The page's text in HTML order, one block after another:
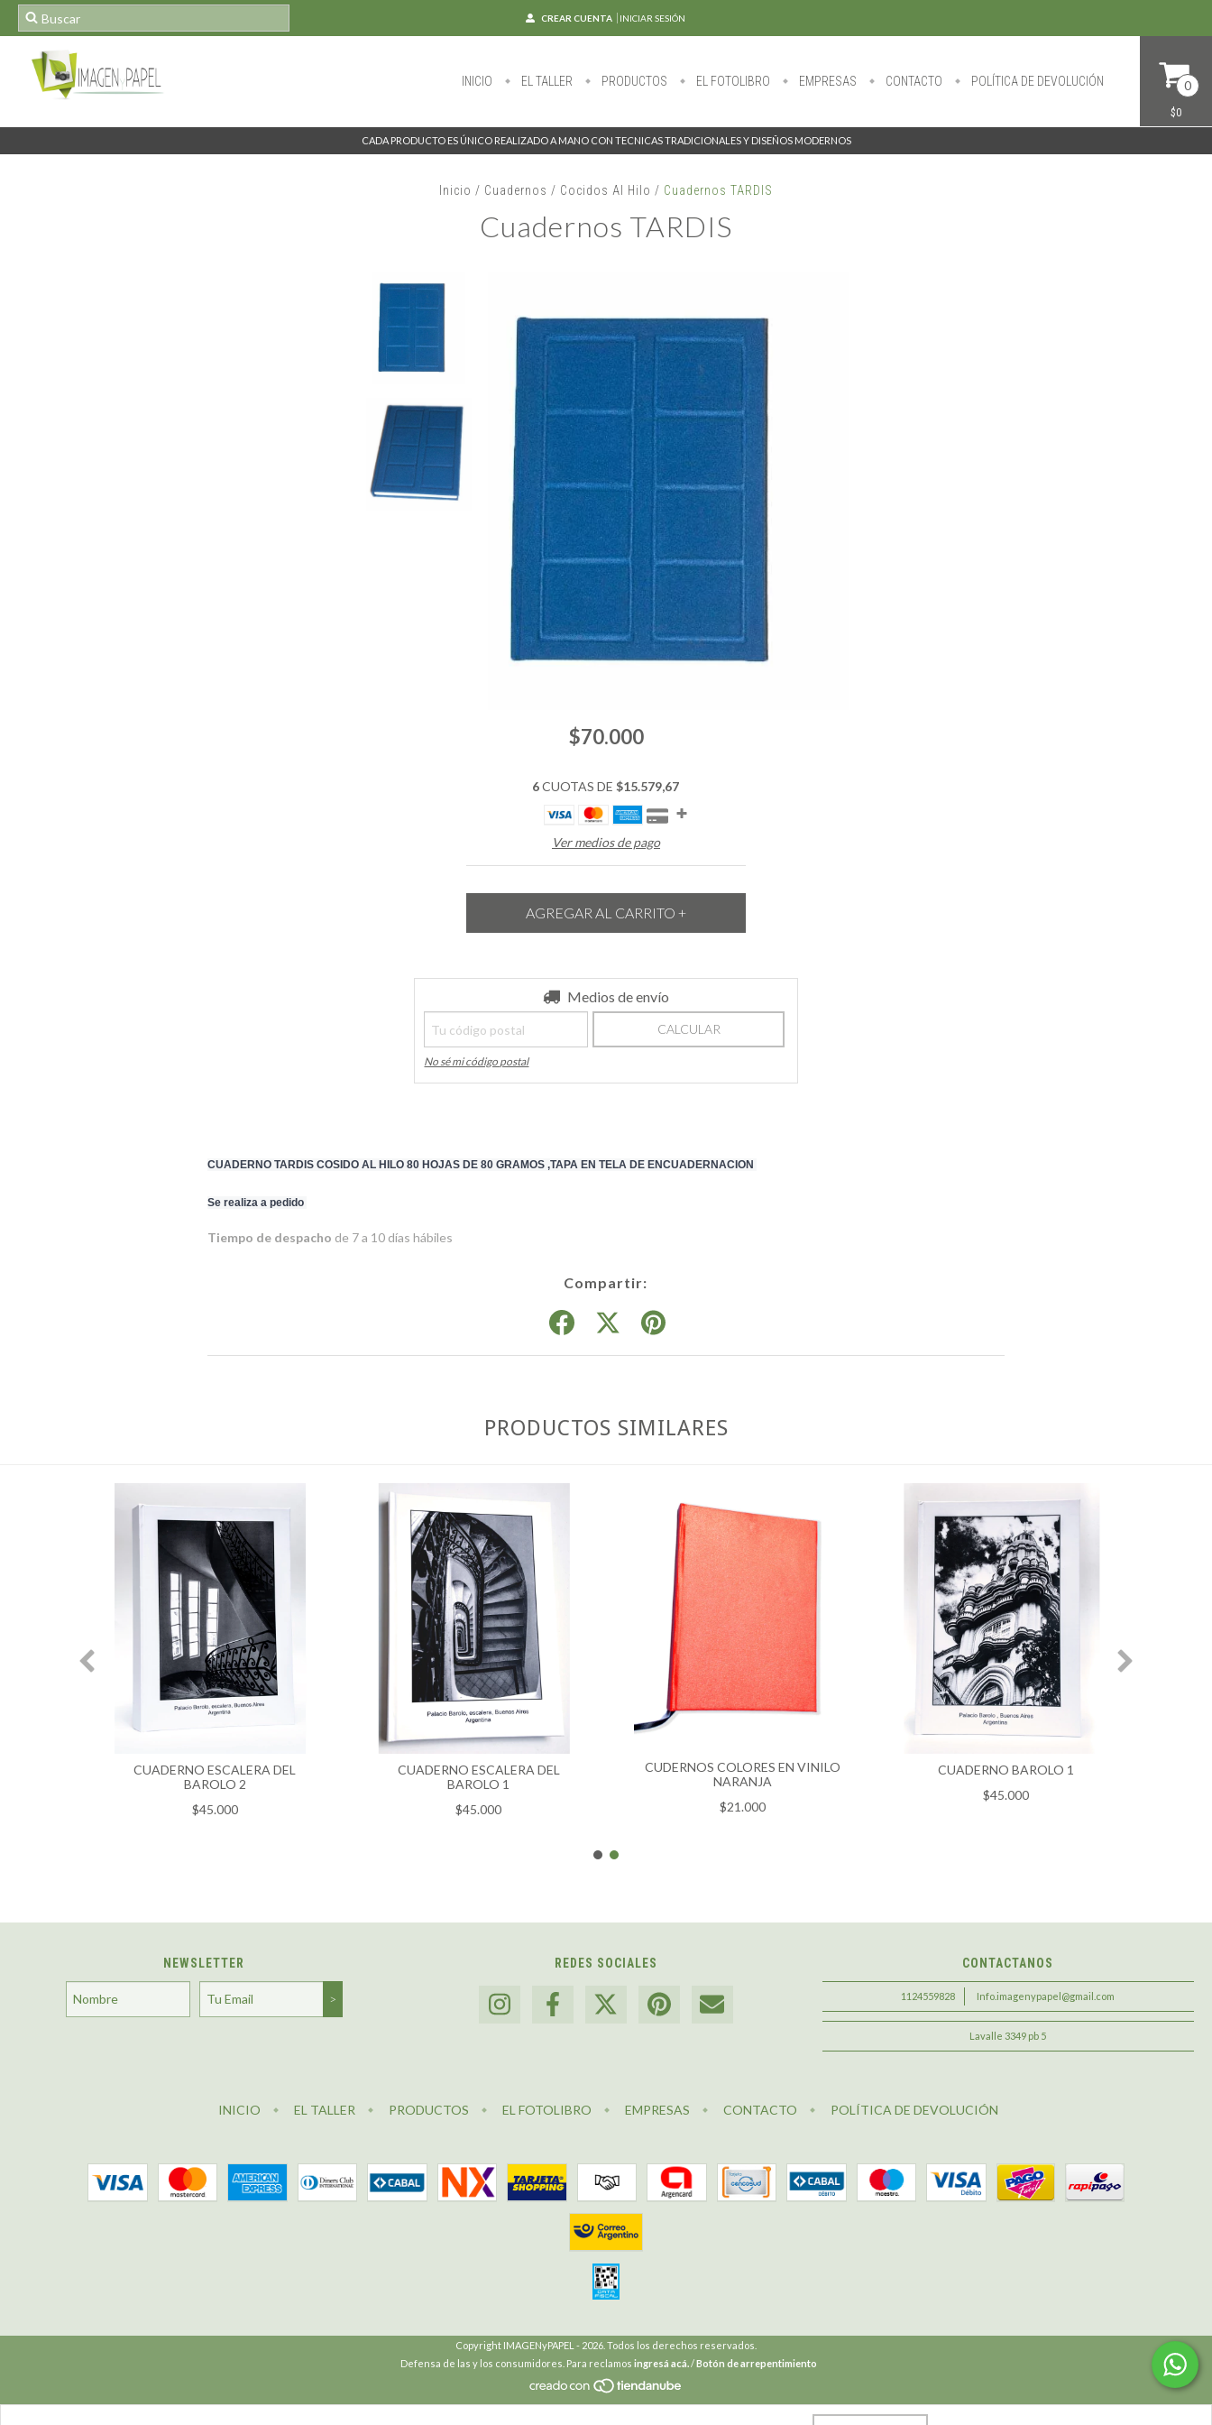
CREAR CUENTA INICIAR SESIÓN
INICIO EL TALLER PRODUCTOS EL FOTOLIBRO EMPRESAS CONTACTO POLÍTICA DE DEVOLUCIÓN 0
$0
CADA PRODUCTO ES ÚNICO REALIZADO A MANO CON TECNICAS TRADICIONALES Y DISEÑOS MODERNOS
Inicio / Cuadernos / Cocidos Al Hilo / Cuadernos TARDIS
Cuadernos TARDIS
$70.000
6CUOTAS DE$15.579,67
Ver medios de pago
Medios de envío
CALCULAR
No sé mi código postal
CUADERNO TARDIS COSIDO AL HILO 80 HOJAS DE 80 GRAMOS ,TAPA EN TELA DE ENCUADERNACION
Se realiza a pedido
Tiempo de despacho de 7 a 10 días hábiles
Compartir:
PRODUCTOS SIMILARES
CUADERNO ESCALERA DEL
BAROLO 2
$45.000
CUADERNO ESCALERA DEL
BAROLO 1
$45.000
CUDERNOS COLORES EN VINILO
NARANJA
$21.000
CUADERNO BAROLO 1
$45.000
NEWSLETTER REDES SOCIALES CONTACTANOS
1124559828 Info.imagenypapel@gmail.com
Lavalle 3349 pb 5
INICIO EL TALLER PRODUCTOS EL FOTOLIBRO EMPRESAS CONTACTO POLÍTICA DE DEVOLUCIÓN
Copyright IMAGENyPAPEL - 2026. Todos los derechos reservados.
Defensa de las y los consumidores. Para reclamos ingresá acá. /Botón de arrepentimiento